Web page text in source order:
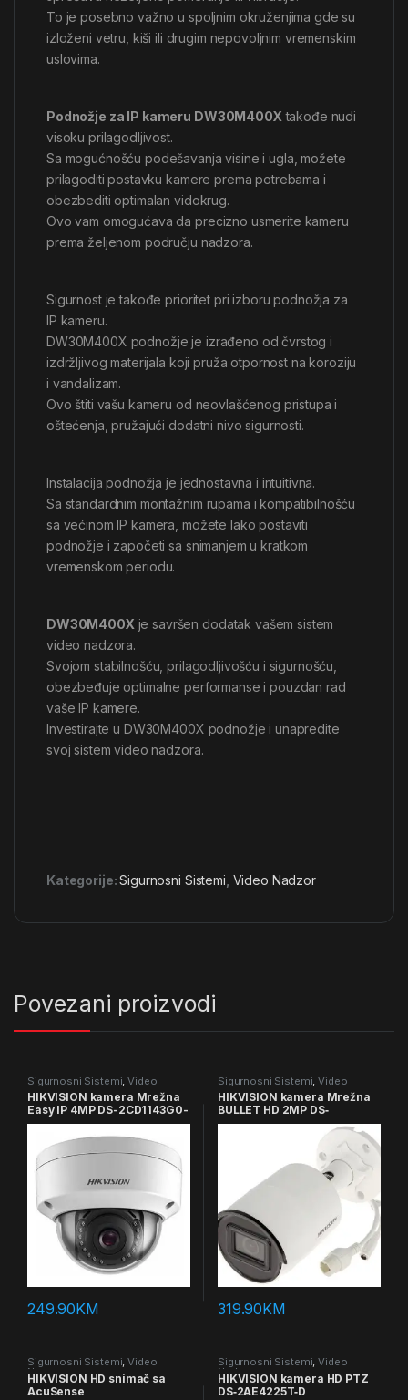
To je posebno važno u spoljnim okruženjima gde su
izloženi vetru, kiši ili drugim nepovoljnim vremenskim
uslovima.
Podnožje za IP kameru DW30M400X takođe nudi
visoku prilagodljivost.
Sa mogućnošću podešavanja visine i ugla, možete
prilagoditi postavku kamere prema potrebama i
obezbediti optimalan vidokrug.
Ovo vam omogućava da precizno usmerite kameru
prema željenom području nadzora.
Sigurnost je takođe prioritet pri izboru podnožja za
IP kameru.
DW30M400X podnožje je izrađeno od čvrstog i
izdržljivog materijala koji pruža otpornost na koroziju
i vandalizam.
Ovo štiti vašu kameru od neovlašćenog pristupa i
oštećenja, pružajući dodatni nivo sigurnosti.
Instalacija podnožja je jednostavna i intuitivna.
Sa standardnim montažnim rupama i kompatibilnošću
sa većinom IP kamera, možete lako postaviti
podnožje i započeti sa snimanjem u kratkom
vremenskom periodu.
DW30M400X je savršen dodatak vašem sistem
video nadzora.
Svojom stabilnošću, prilagodljivošću i sigurnošću,
obezbeđuje optimalne performanse i pouzdan rad
vaše IP kamere.
Investirajte u DW30M400X podnožje i unapredite
svoj sistem video nadzora.
Kategorije:Sigurnosni Sistemi Video Nadzor
Povezani proizvodi
Sigurnosni Sistemi ,Video
Nadzor
HIKVISION kamera Mrežna
Easy IP 4MP DS-2CD1143G0-
I
249.90KM
Sigurnosni Sistemi ,Video
Nadzor
HIKVISION kamera Mrežna
BULLET HD 2MP DS‐
2CD2023G2‐I
319.90KM
Sigurnosni Sistemi,Video
Nadzor
HIKVISION HD snimač sa
AcuSense
Sigurnosni Sistemi,Video
Nadzor
HIKVISION kamera HD PTZ
DS‐2AE4225T‐D